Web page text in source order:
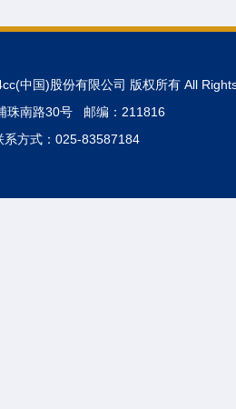
中国)股份有限公司 版权所有 All
珠南路30号 邮编：211816
方式：025-83587184